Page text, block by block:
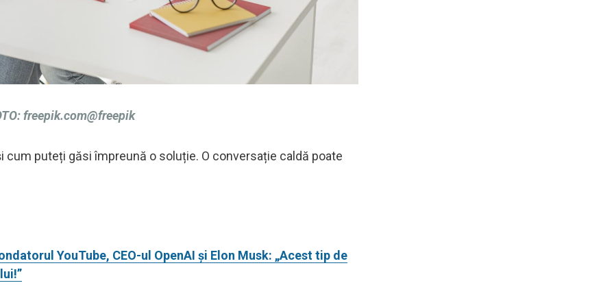
freepik.com@freepik
puteți găsi împreună o soluție. O conversație caldă poate
YouTube, CEO-ul OpenAI și Elon Musk: „Acest tip de